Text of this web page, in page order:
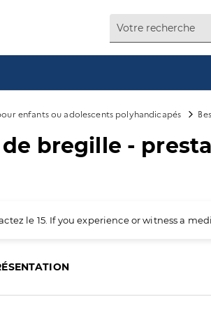
enfants ou adolescents polyhandicapés
de bregille -
le 15. If you experience or witness a